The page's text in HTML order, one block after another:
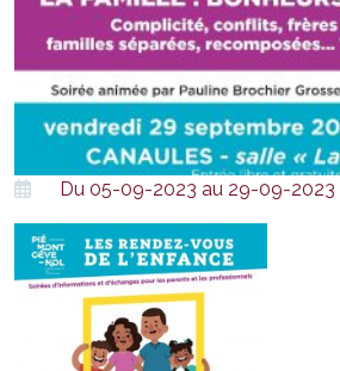
Du 05-09-2023 au 29-09-2023